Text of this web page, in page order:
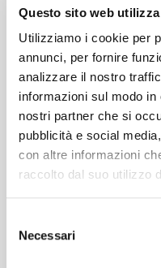
Questo sito web
Utilizziamo i cookie per
annunci, per fornire
analizzare il nostro
informazioni sul modo
nostri partner che si
pubblicità e social
con altre informazioni
raccolto dal suo utilizzo
delNecessari
Ecco Che
2 Bridge Over
Elisa
Formati disponibili:
Digitale
CHI